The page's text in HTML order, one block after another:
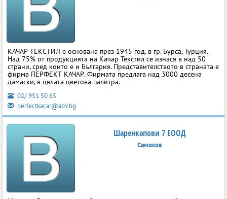
КАЧАР ТЕКСТИЛ е основана през 1945 год. в гр. Бурса, Турция.
Над 75% от продукцията на Качар Текстил се изнася в над 50
страни, сред които е и България. Представителството в страната е
фирма ПЕРФЕКТ КАЧАР. Фирмата предлага над 3000 десена
дамаски, в цялата цветова палитра.
02/ 951 50 65
perfectkacar@abv.bg
Шаренкапови 7 ЕООД
Самоков